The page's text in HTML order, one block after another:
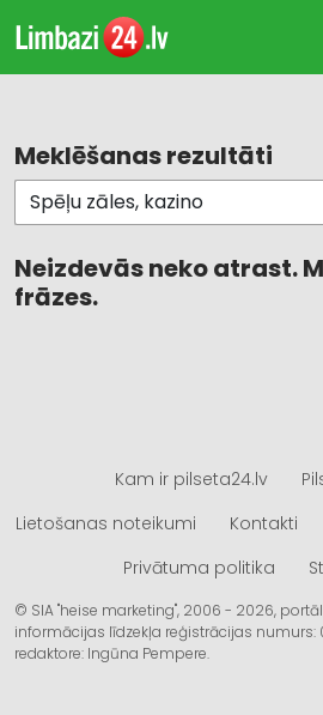
Meklēšanas rezultāti
Neizdevās neko atrast.
frāzes.
Kam ir pilseta24.lv
Lietošanas noteikumi
Kontakti
Privātuma politika
© SIA "heise marketing", 2006 - 2026,
informācijas līdzekļa reģistrācijas numurs:
redaktore: Ingūna Pempere.